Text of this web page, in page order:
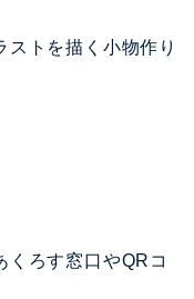
トを描く小物作り
くろす窓口やQRコ